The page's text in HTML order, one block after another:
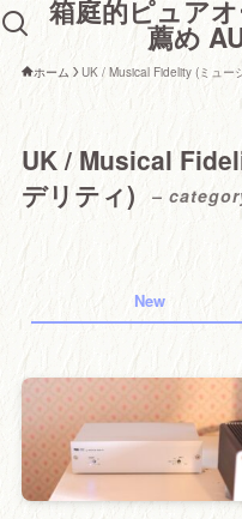
箱庭的ピュア
薦め
ホーム UK / Musical Fidelity (ミュー
UK / Musical
デリティ)
–
New